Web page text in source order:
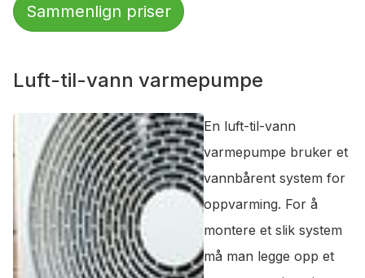
Sammenlign priser
Luft-til-vann varmepumpe
En luft-til-vann
varmepumpe bruker et
vannbårent system for
oppvarming. For å
montere et slik system
må man legge opp et